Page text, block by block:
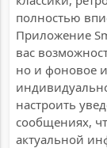
полностью
Приложение
вас
но и фоновое
настроить
сообщениях,
актуальной